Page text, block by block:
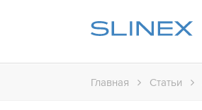
Главная Статьи